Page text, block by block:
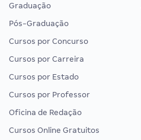
Graduação
Pós-Graduação
Cursos por Concurso
Cursos por Carreira
Cursos por Estado
Cursos por Professor
Oficina de Redação
Cursos Online Gratuitos